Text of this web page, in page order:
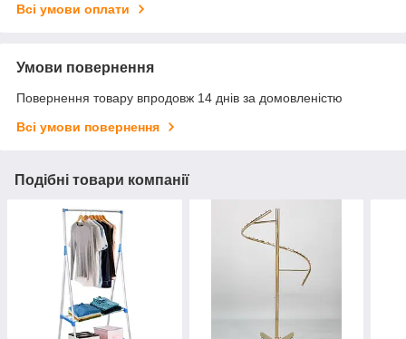
Всі умови оплати
Умови повернення
Повернення товару впродовж 14 днів за домовленістю
Всі умови повернення
Подібні товари компанії